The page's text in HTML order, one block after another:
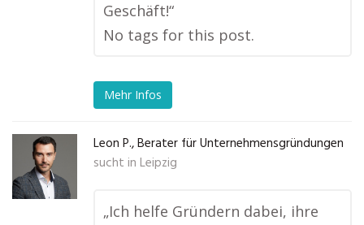
Geschäft!“
No tags for this post.
Mehr Infos
Leon P., Berater für Unternehmensgründungen
sucht in Leipzig
„Ich helfe Gründern dabei, ihre